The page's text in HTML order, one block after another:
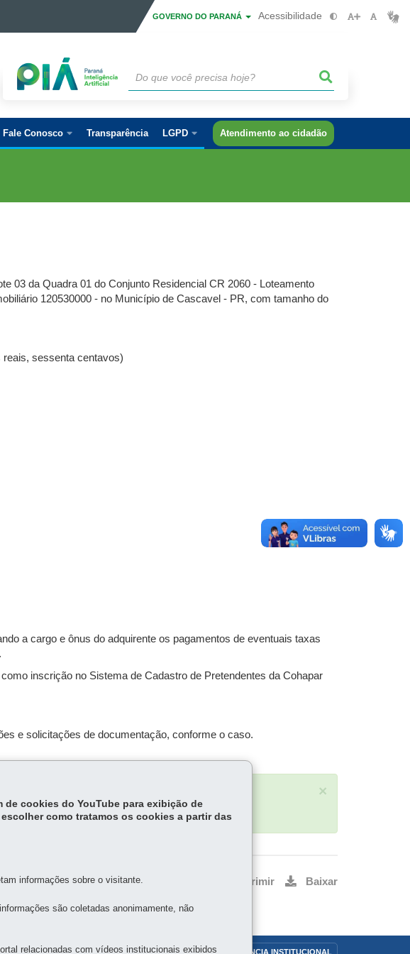
GOVERNO DO PARANÁ Acessibilidade
Fale Conosco Transparência LGPD Atendimento ao cidadão
03 da Quadra 01 do Conjunto Residencial CR 2060 - Loteamento
120530000 - no Município de Cascavel - PR, com tamanho do
sessenta centavos)
a cargo e ônus do adquirente os pagamentos de eventuais taxas
inscrição no Sistema de Cadastro de Pretendentes da Cohapar
e solicitações de documentação, conforme o caso.
×
Voltar Imprimir Baixar
CORRUPÇÃO OUVIDORIA TRANSPARÊNCIA INSTITUCIONAL
cookies do YouTube para exibição de
como tratamos os cookies a partir das
informações sobre o visitante.
são coletadas anonimamente, não
relacionadas com vídeos institucionais exibidos